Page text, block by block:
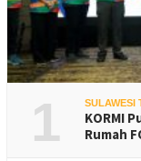
1 SULAWESI
KORMI
Rumah